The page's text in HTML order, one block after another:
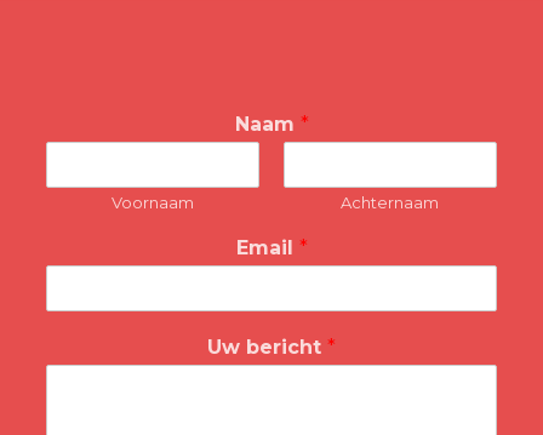
Naam *
Voornaam Achternaam
Email *
Uw bericht *